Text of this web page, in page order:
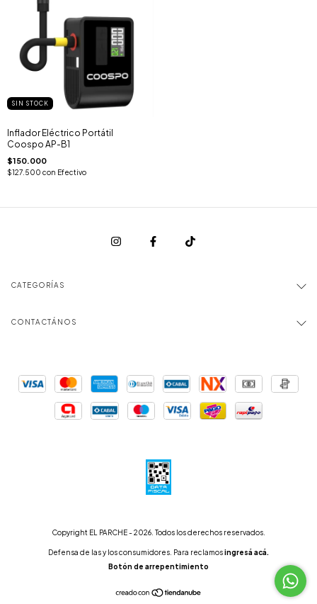
SIN STOCK
Inflador Eléctrico Portátil
Coospo AP-B1
$150.000
$127.500 con Efectivo
CATEGORÍAS
CONTACTÁNOS
Copyright EL PARCHE - 2026. Todos los derechos reservados.
Defensa de las y los consumidores. Para reclamosingresá acá.
Botón de arrepentimiento